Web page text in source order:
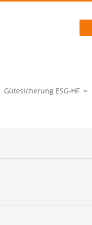
Gütesicherung ESG-HF